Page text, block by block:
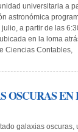
universitaria a
astronómica
a partir de las
en la loma
Ciencias Contables,
OSCURAS EN
galaxias oscuras,